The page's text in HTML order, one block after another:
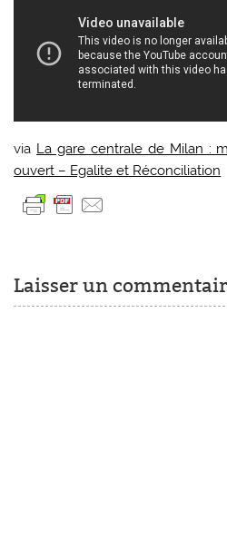
via La gare centrale de Milan :
ouvert – Egalite et Réconciliation
Laisser un